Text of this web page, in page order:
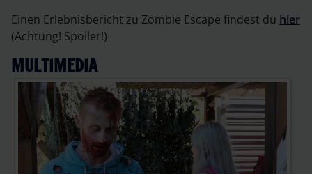
Einen Erlebnisbericht zu Zombie Escape findest du hier
(Achtung! Spoiler!)
MULTIMEDIA